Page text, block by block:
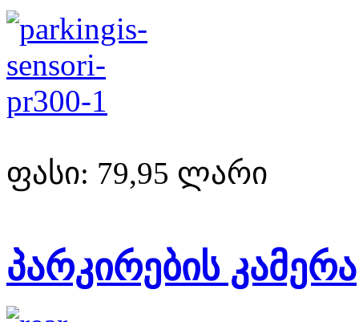
ფასი: 79,95 ლარი
პარკირების კამერა